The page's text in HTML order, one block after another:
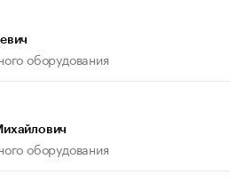
оборудования
оборудования